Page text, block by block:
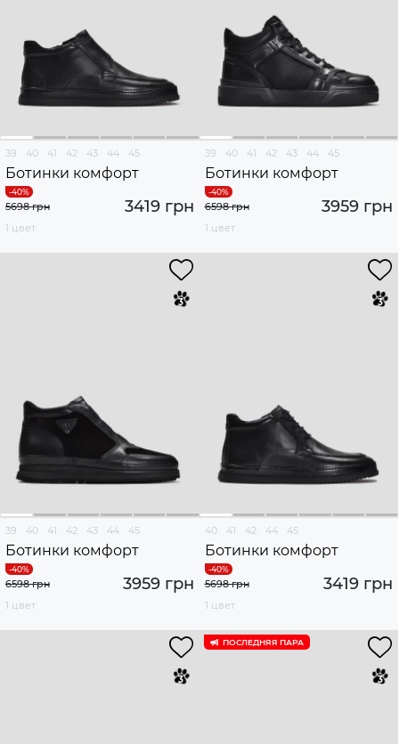
39 40 41 42 43 44 45
Ботинки комфорт
3419 грн
5698 грн
1 цвет
39 40 41 42 43 44 45
Ботинки комфорт
3959 грн
6598 грн
1 цвет
39 40 41 42 43 44 45
Ботинки комфорт
3959 грн
6598 грн
1 цвет
40 41 42 44 45
Ботинки комфорт
3419 грн
5698 грн
1 цвет
ПОСЛЕДНЯЯ ПАРА